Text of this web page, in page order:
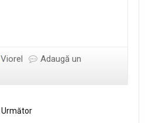
Viorel
Adaugă un
Următor